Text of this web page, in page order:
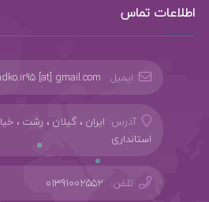
اطلاعات تماس
ایمیل: [at] gmail.com
آدرس: ایران ، گیلان ، رشت ،
استانداری
تلفن: 01391002552